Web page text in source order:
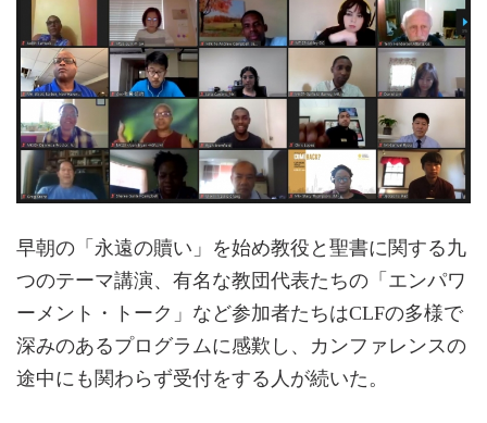
早朝の「永遠の贖い」を始め教役と聖書に関する九
つのテーマ講演、有名な教団代表たちの「エンパワ
ーメント・トーク」など参加者たちはCLFの多様で
深みのあるプログラムに感歎し、カンファレンスの
途中にも関わらず受付をする人が続いた。